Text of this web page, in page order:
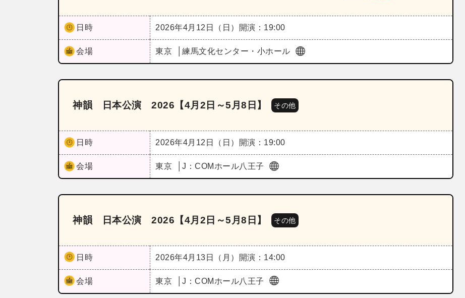
日時 2026年4月12日（日） 開演：19:00
会場 東京 練馬文化センター・小ホール
神韻 日本公演 2026【4月2日～5月8日】 その他
日時 2026年4月12日（日） 開演：19:00
会場 東京 J：COMホール八王子
神韻 日本公演 2026【4月2日～5月8日】 その他
日時 2026年4月13日（月） 開演：14:00
会場 東京 J：COMホール八王子